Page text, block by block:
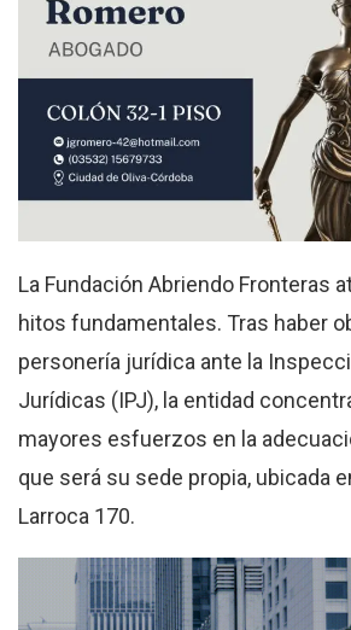
La Fundación Abriendo Fronteras
hitos fundamentales. Tras haber
personería jurídica ante la
Jurídicas (IPJ), la entidad
mayores esfuerzos en la
que será su sede propia, ubicada
Larroca 170.